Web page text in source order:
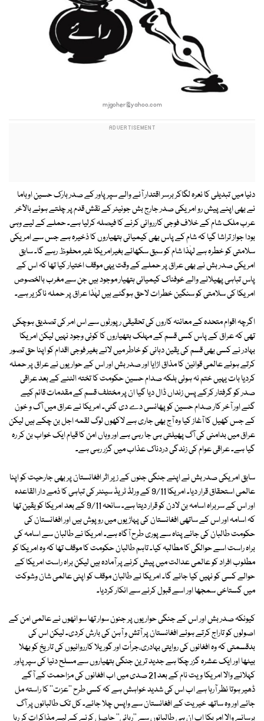
mjgoher@yahoo.com
دنیا میں تبدیلی کا نعرہ لگاکر برسر اقتدار آنے والے سپرپاور کے صدر بارک حسین اوباما
نے بھی اپنے پیش رو امریکی صدر جارج بش جونیئر کے نقش قدم پر چلتے ہوئے بالآخر
عرب ملک شام کے خلاف فوجی کارروائی کرنے کا فیصلہ کرلیا ہے۔ حملے کے لیے وہی
بودا جواز تراشا گیا کہ شام کے پاس بھی کیمیائی ہتھیاروں کا ذخیرہ ہے جس سے امریکی
سلامتی کو خطرہ ہے لہٰذا شام کو سبق سکھائے بغیرامریکا غیر محفوظ رہے گا۔ سابق
امریکی صدر بش نے بھی عراق پر حملے کے وقت یہی موقف اختیار کیا تھا کہ اس کے
پاس تباہی پھیلانے والے خوفناک کیمیائی ہتھیار موجود ہیں جن سے مغرب بالخصوص
امریکا کی سلامتی کو سنگین خطرات لاحق ہوگئے ہیں لہٰذا عراق پر حملہ ناگزیر ہے۔
اگرچہ اقوام متحدہ کے معائنہ کاروں کی تحقیقی رپورٹوں سے اس امر کی تصدیق ہوچکی
تھی کہ عراق کے پاس کسی قسم کے مہلک ہتھیاروں کا کوئی وجود نہیں لیکن امریکا
بہادر نے کسی بھی قسم کی یقین دہانی کو خاطر میں لائے بغیر فوجی اقدام کو اپنا حق تصور
کرتے ہوئے عالمی قوانین کا مذاق اڑایا اور صدر بش اور اس کے حواریوں نے عراق پر حملہ
کردیا بات یہیں ختم نہ ہوئی بلکہ صدام حسین حکومت کا تختہ الٹنے کے بعد عراقی
صدر کو گرفتار کرکے پس زنداں ڈال دیا گیا ان پر مختلف قسم کے مقدمات قائم کیے
گئے اور آخر کار صدام حسین کو پھانسی دے دی گئی۔ امریکا نے عراق میں آگ و خون
کے جس کھیل کا آغاز کیا وہ آج بھی جاری ہے لاکھوں لوگ لقمہ اجل بن چکے ہیں لیکن
عراق میں بدامنی کی آگ پھیلتی ہی جا رہی ہے اور وہاں امن کا قیام ایک خواب بن کر رہ
گیا ہے۔ عراقی عوام کی زندگی دردناک عذاب میں گزر رہی ہے۔
سابق امریکی صدر بش نے اپنے جنگی جنوں کے زیر اثر افغانستان پر بھی جارحیت کو اپنا
عالمی استحقاق قرار دیا۔ امریکا 9/11 کے ورلڈ ٹریڈ سینٹر کی تباہی کا ذمے دار القاعدہ
اور اس کے سربراہ اسامہ بن لادن کو قرار دیتا ہے۔ سانحہ 9/11 کے بعد امریکا کو یقین تھا
کہ اسامہ اور اس کے ساتھی افغانستان کی پہاڑیوں میں روپوش ہیں اور افغانستان کی
حکومت طالبان کی جائے پناہ سے پوری طرح آگاہ ہے۔ امریکا نے طالبان سے اسامہ کی
براہ راست اسے حوالگی کا مطالبہ کیا۔ تاہم طالبان حکومت کا موقف تھا کہ وہ امریکا کو
مطلوب افراد کو عالمی عدالت میں پیش کرنے پر آمادہ ہیں لیکن براہ راست امریکا کے
حوالے کسی کو نہیں کیا جائے گا۔ امریکا نے طالبان موقف کو اپنی عالمی شان وشوکت
میں گستاخی سمجھا اور اسے قبول کرنے سے انکار کردیا۔
کیونکہ صدر بش اور اس کے جنگی حواریوں پر جنون سوار تھا سو انھوں نے عالمی امن کے
اصولوں کو تاراج کرتے ہوئے افغانستان پر آتش و آہن کی بارش کردی۔ لیکن اس کی
بدقسمتی کہ وہ افغانوں کی روایتی بہادری،جرأت اور گوریلا کارروائیوں کی تاریخ کو بھلا
بیٹھا اور ایک عشرہ گزر چکا ہے جدید ترین جنگی ہتھیاروں سے مسلح دنیا کی سپرپاور
کہلانے والا امریکا ویت نام کے بعد 21 صدی میں اب افغانوں کی مزاحمت کے آگے
ڈھیر ہوتا نظر آرہا ہے اب اس کی شدید خواہش ہے کہ کسی طرح ''عزت'' کا راستہ مل
جائے اور وہ ساتھ خیریت کے افغانستان سے واپس چلا جائے۔ کل تک طالبانوں پر آگ
برسانے والا امریکا اب ان ہی طالبانوں سے ''رہائی'' حاصل کرنے کے لیے مذاکرات کر رہا